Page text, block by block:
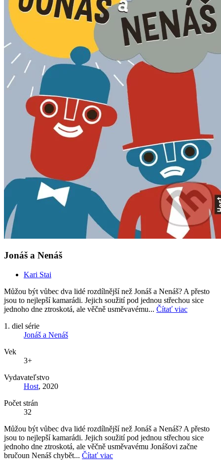
Jonáš a Nenáš
Kari Stai
Můžou být vůbec dva lidé rozdílnější než Jonáš a Nenáš? A přesto
jsou to nejlepší kamarádi. Jejich soužití pod jednou střechou sice
jednoho dne ztroskotá, ale věčně usměvavému... Čítať viac
1. diel série
Jonáš a Nenáš
Vek
3+
Vydavateľstvo
Host, 2020
Počet strán
32
Můžou být vůbec dva lidé rozdílnější než Jonáš a Nenáš? A přesto
jsou to nejlepší kamarádi. Jejich soužití pod jednou střechou sice
jednoho dne ztroskotá, ale věčně usměvavému Jonášovi začne
bručoun Nenáš chybět... Čítať viac